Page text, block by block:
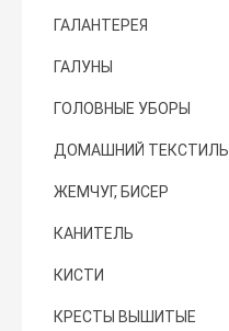
ГАЛАНТЕРЕЯ
ГАЛУНЫ
ГОЛОВНЫЕ УБОРЫ
ДОМАШНИЙ ТЕКСТИЛЬ
ЖЕМЧУГ, БИСЕР
КАНИТЕЛЬ
КИСТИ
КРЕСТЫ ВЫШИТЫЕ